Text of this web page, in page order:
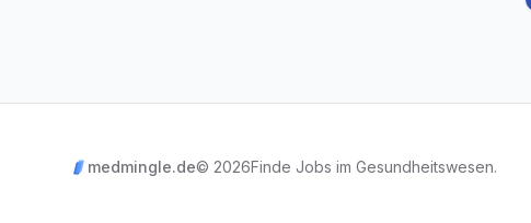
medmingle.de© 2026Finde Jobs im Gesundheitswesen.